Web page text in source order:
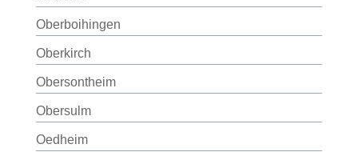
Oberboihingen
Oberkirch
Obersontheim
Obersulm
Oedheim